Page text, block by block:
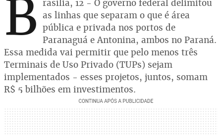
B rasília, 12 - O governo federal delimitou
as linhas que separam o que é área
pública e privada nos portos de
Paranaguá e Antonina, ambos no Paraná.
Essa medida vai permitir que pelo menos três
Terminais de Uso Privado (TUPs) sejam
implementados - esses projetos, juntos, somam
R$ 5 bilhões em investimentos.